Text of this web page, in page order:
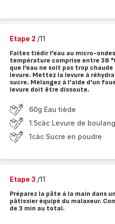
Etape 2 /11
Faites tiédir l’eau au micro-
température comprise entre 38
que l’eau ne soit pas trop
levure. Mettez la levure à
sucre. Mélangez à l'aide d'un
levure doit être dissoute.
60g Eau tiède
1.5càc Levure de
1càc Sucre en poudre
Etape 3 /11
Préparez la pâte à la main dans
pâtissier équipé du malaxeur.
de 3 min au total.